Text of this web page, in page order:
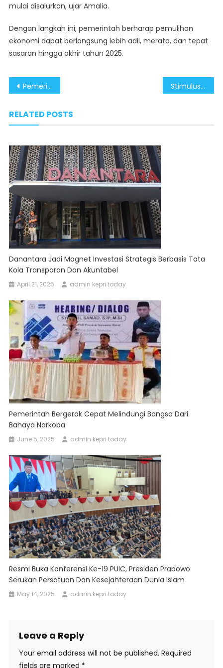
mulai disalurkan, ujar Amalia.
Dengan langkah ini, pemerintah berharap pemulihan
ekonomi dapat berlangsung lebih adil, merata, dan tepat
sasaran hingga akhir tahun 2025.
Post
Pemerintah Pastikan Pertumbuhan Ekonomi Tetap Stabil Lewat Stimulus Rp24 Triliun Stimulus Ekonomi Berdampak Positif terhadap Kebiasaan Menabung Masyarakat
RELATED POSTS
Danantara Jadi Magnet Investasi Strategis Berbasis Tata
Kola Transparan Dan Akuntabel
April 21, 2025 admin kepri today
Pemerintah Bergerak Cepat Melindungi Bangsa Dari
Bahaya Narkoba
June 5, 2025 admin kepri today
Resmi Buka Konferensi Ke-19 PUIC, Presiden Prabowo
Serukan Persatuan Dan Kesejahteraan Dunia Islam
May 14, 2025 admin kepri today
Leave a Reply
Your email address will not be published. Required
fields are marked *